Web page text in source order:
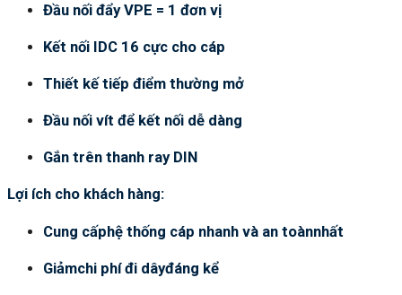
Đầu nối đẩy VPE = 1 đơn vị
Kết nối IDC 16 cực cho cáp
Thiết kế tiếp điểm thường mở
Đầu nối vít để kết nối dễ dàng
Gắn trên thanh ray DIN
Lợi ích cho khách hàng:
Cung cấphệ thống cáp nhanh và an toànnhất
Giảmchi phí đi dâyđáng kể